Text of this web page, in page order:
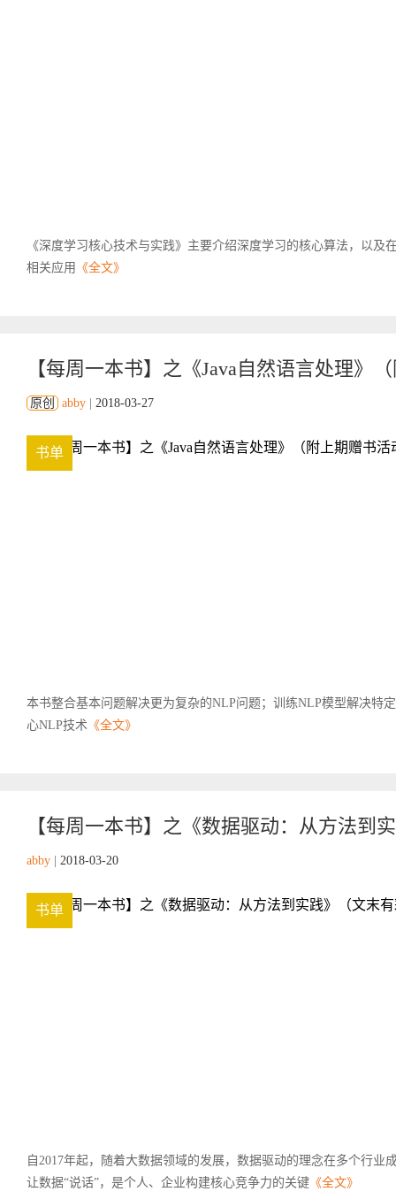
《深度学习核心技术与实践》主要介绍深度学习的核心算法，以及
相关应用 《全文》
【每周一本书】之《Java自然语言处理》
原创 abby 2018-03-27
书单
本书整合基本问题解决更为复杂的NLP问题；训练NLP模型解决特
心NLP技术 《全文》
【每周一本书】之《数据驱动：从方法到
abby 2018-03-20
书单
自2017年起，随着大数据领域的发展，数据驱动的理念在多个行业
让数据“说话”，是个人、企业构建核心竞争力的关键 《全文》